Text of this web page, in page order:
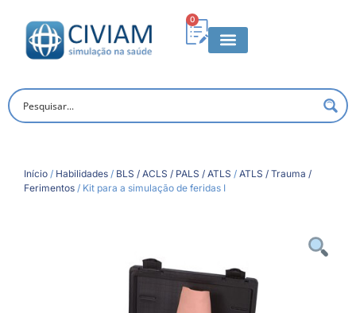
0
Início / Habilidades / BLS / ACLS / PALS / ATLS / ATLS / Trauma /
Ferimentos / Kit para a simulação de feridas I